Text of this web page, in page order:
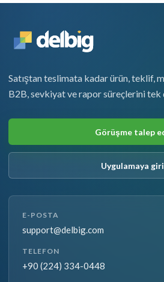
Satıştan teslimata kadar ürün, teklif,
B2B, sevkiyat ve rapor süreçlerini tek
Görüşme talep
Uygulamaya
E-POSTA
support@delbig.com
TELEFON
+90 (224) 334-0448